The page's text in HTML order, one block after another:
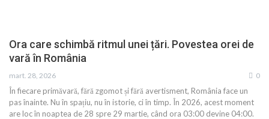
Ora care schimbă ritmul unei țări. Povestea orei de
vară în România
mart. 28, 2026 0
În fiecare primăvară, fără zgomot și fără avertisment, România face un
pas înainte. Nu în spațiu, nu în istorie, ci în timp. În 2026, acest moment
are loc în noaptea de 28 spre 29 martie, când ora 03:00 devine 04:00.